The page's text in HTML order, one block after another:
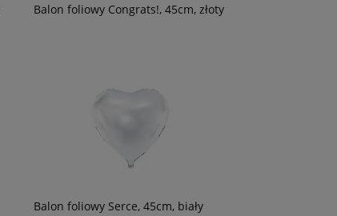
Balon foliowy Congrats!, 45cm, złoty
Balon foliowy Serce, 45cm, biały